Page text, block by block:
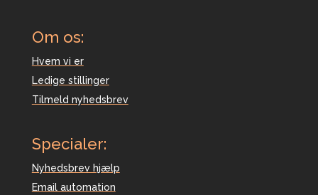
Om os:
Hvem vi er
Ledige stillinger
Tilmeld nyhedsbrev
Specialer:
Nyhedsbrev hjælp
Email automation